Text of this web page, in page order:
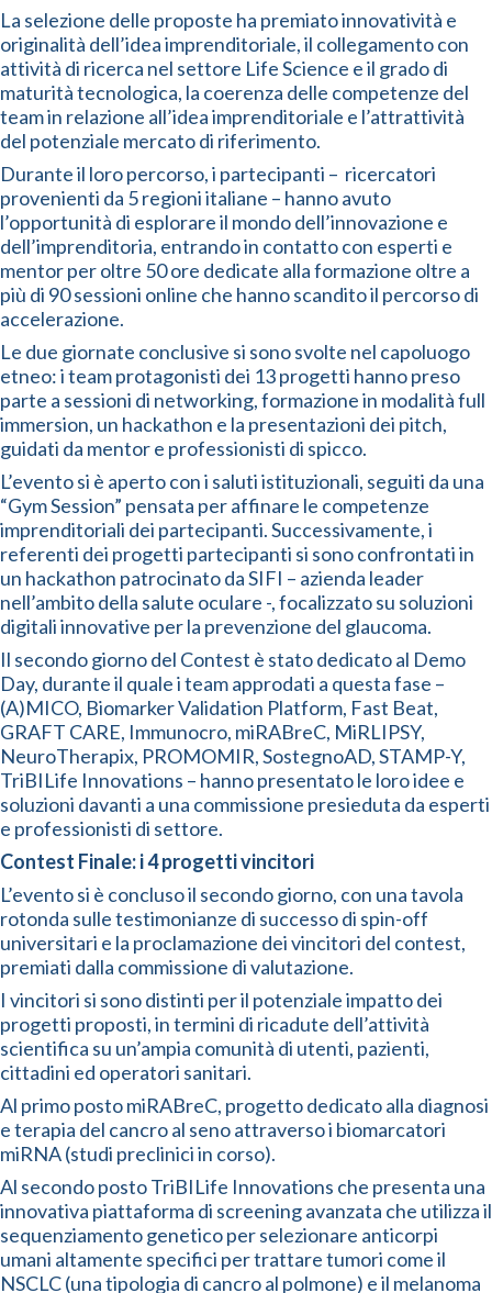
La selezione delle proposte ha premiato innovatività e
originalità dell’idea imprenditoriale, il collegamento con
attività di ricerca nel settore Life Science e il grado di
maturità tecnologica, la coerenza delle competenze del
team in relazione all’idea imprenditoriale e l’attrattività
del potenziale mercato di riferimento.
Durante il loro percorso, i partecipanti – ricercatori
provenienti da 5 regioni italiane – hanno avuto
l’opportunità di esplorare il mondo dell’innovazione e
dell’imprenditoria, entrando in contatto con esperti e
mentor per oltre 50 ore dedicate alla formazione oltre a
più di 90 sessioni online che hanno scandito il percorso di
accelerazione.
Le due giornate conclusive si sono svolte nel capoluogo
etneo: i team protagonisti dei 13 progetti hanno preso
parte a sessioni di networking, formazione in modalità full
immersion, un hackathon e la presentazioni dei pitch,
guidati da mentor e professionisti di spicco.
L’evento si è aperto con i saluti istituzionali, seguiti da una
“Gym Session” pensata per affinare le competenze
imprenditoriali dei partecipanti. Successivamente, i
referenti dei progetti partecipanti si sono confrontati in
un hackathon patrocinato da SIFI – azienda leader
nell’ambito della salute oculare -, focalizzato su soluzioni
digitali innovative per la prevenzione del glaucoma.
Il secondo giorno del Contest è stato dedicato al Demo
Day, durante il quale i team approdati a questa fase –
(A)MICO, Biomarker Validation Platform, Fast Beat,
GRAFT CARE, Immunocro, miRABreC, MiRLIPSY,
NeuroTherapix, PROMOMIR, SostegnoAD, STAMP-Y,
TriBILife Innovations – hanno presentato le loro idee e
soluzioni davanti a una commissione presieduta da esperti
e professionisti di settore.
Contest Finale: i 4 progetti vincitori
L’evento si è concluso il secondo giorno, con una tavola
rotonda sulle testimonianze di successo di spin-off
universitari e la proclamazione dei vincitori del contest,
premiati dalla commissione di valutazione.
I vincitori si sono distinti per il potenziale impatto dei
progetti proposti, in termini di ricadute dell’attività
scientifica su un’ampia comunità di utenti, pazienti,
cittadini ed operatori sanitari.
Al primo posto miRABreC, progetto dedicato alla diagnosi
e terapia del cancro al seno attraverso i biomarcatori
miRNA (studi preclinici in corso​).
Al secondo posto TriBILife Innovations che presenta una
innovativa piattaforma di screening avanzata che utilizza il
sequenziamento genetico per selezionare anticorpi
umani altamente specifici per trattare tumori come il
NSCLC (una tipologia di cancro al polmone) e il melanoma